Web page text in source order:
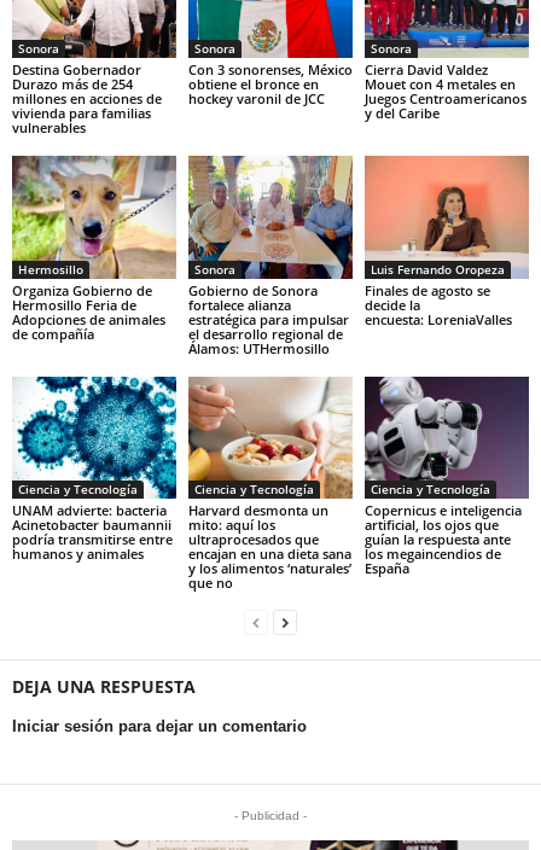
Sonora
Destina Gobernador
Durazo más de 254
millones en acciones de
vivienda para familias
vulnerables
Sonora
Con 3 sonorenses, México
obtiene el bronce en
hockey varonil de JCC
Sonora
Cierra David Valdez
Mouet con 4 metales en
Juegos Centroamericanos
y del Caribe
Hermosillo
Organiza Gobierno de
Hermosillo Feria de
Adopciones de animales
de compañía
Sonora
Gobierno de Sonora
fortalece alianza
estratégica para impulsar
el desarrollo regional de
Álamos: UTHermosillo
Luis Fernando Oropeza
Finales de agosto se
decide la
encuesta: LoreniaValles
Ciencia y Tecnología
UNAM advierte: bacteria
Acinetobacter baumannii
podría transmitirse entre
humanos y animales
Ciencia y Tecnología
Harvard desmonta un
mito: aquí los
ultraprocesados que
encajan en una dieta sana
y los alimentos ‘naturales’
que no
Ciencia y Tecnología
Copernicus e inteligencia
artificial, los ojos que
guían la respuesta ante
los megaincendios de
España
DEJA UNA RESPUESTA
Iniciar sesión para dejar un comentario
- Publicidad -